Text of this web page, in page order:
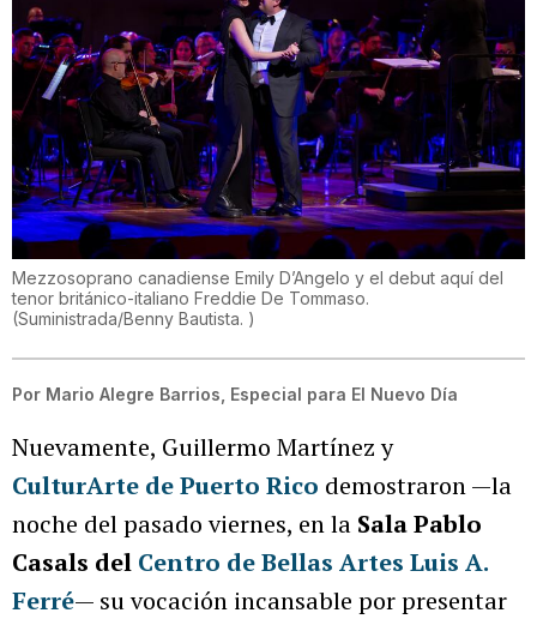
Mezzosoprano canadiense Emily D’Angelo y el debut aquí del
tenor británico-italiano Freddie De Tommaso.
(Suministrada/Benny Bautista. )
Por Mario Alegre Barrios, Especial para El Nuevo Día
Nuevamente, Guillermo Martínez y
CulturArte de Puerto Rico demostraron —la
noche del pasado viernes, en la Sala Pablo
Casals del Centro de Bellas Artes Luis A.
Ferré— su vocación incansable por presentar